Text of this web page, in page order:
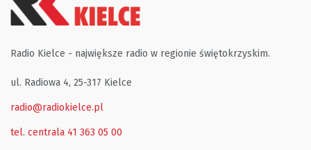
Radio Kielce - największe radio w regionie świętokrzyskim.
ul. Radiowa 4, 25-317 Kielce
radio@radiokielce.pl
tel. centrala 41 363 05 00